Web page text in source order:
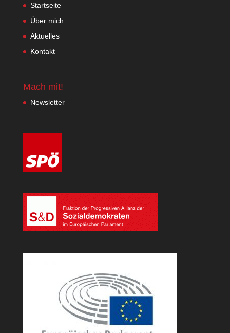
Startseite
Über mich
Aktuelles
Kontakt
Mach mit!
Newsletter